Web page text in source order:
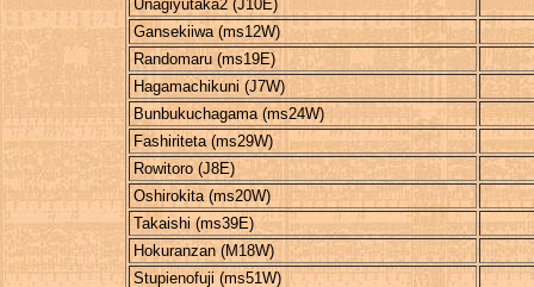
Unagiyutaka2 (J10E)
Gansekiiwa (ms12W)
Randomaru (ms19E)
Hagamachikuni (J7W)
Bunbukuchagama (ms24W)
Fashiriteta (ms29W)
Rowitoro (J8E)
Oshirokita (ms20W)
Takaishi (ms39E)
Hokuranzan (M18W)
Stupienofuji (ms51W)